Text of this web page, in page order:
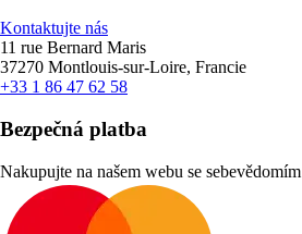
Kontaktujte nás
11 rue Bernard Maris
37270 Montlouis-sur-Loire, Francie
+33 1 86 47 62 58
Bezpečná platba
Nakupujte na našem webu se sebevědomím